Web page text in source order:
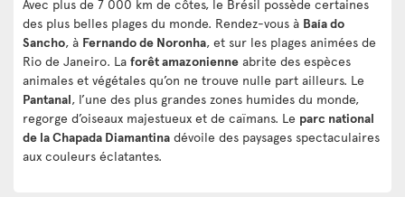
Avec plus de 7 000 km de côtes, le Brésil possède certaines
des plus belles plages du monde. Rendez-vous à Baía do
Sancho, à Fernando de Noronha, et sur les plages animées de
Rio de Janeiro. La forêt amazonienne abrite des espèces
animales et végétales qu’on ne trouve nulle part ailleurs. Le
Pantanal, l’une des plus grandes zones humides du monde,
regorge d’oiseaux majestueux et de caïmans. Le parc national
de la Chapada Diamantina dévoile des paysages spectaculaires
aux couleurs éclatantes.